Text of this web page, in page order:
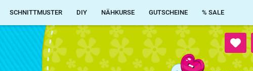
SCHNITTMUSTER DIY NÄHKURSE GUTSCHEINE % SALE